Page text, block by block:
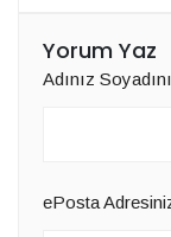
Yorum Yaz
Adınız
ePosta